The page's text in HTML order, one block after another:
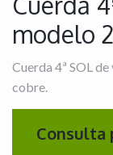
modelo
Cuerda 4ª SOL
cobre.
Consulta